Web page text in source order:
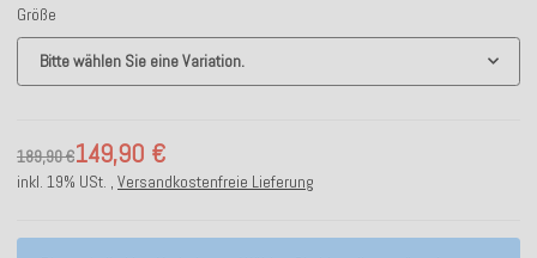
Größe
Bitte wählen Sie eine Variation.
149,90 €
189,90 €
inkl. 19% USt. , Versandkostenfreie Lieferung